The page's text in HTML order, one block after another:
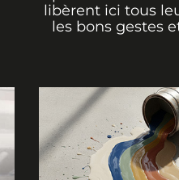
libèrent ici tous
les bons gestes